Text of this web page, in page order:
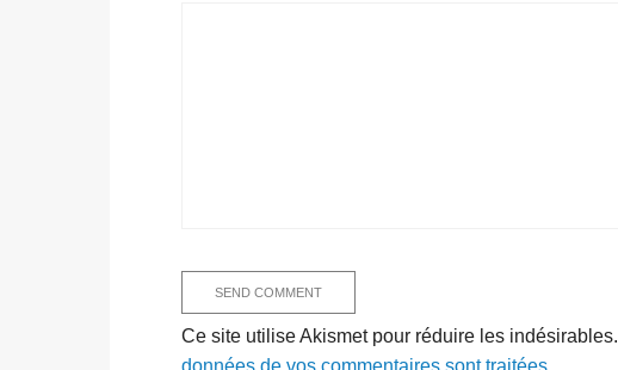
Ce site utilise Akismet pour réduire les indésirables.
données de vos commentaires sont traitées